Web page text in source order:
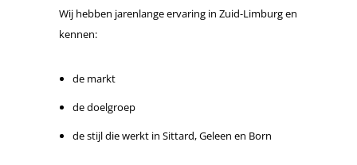
Wij hebben jarenlange ervaring in Zuid-Limburg en
kennen:
de markt
de doelgroep
de stijl die werkt in Sittard, Geleen en Born